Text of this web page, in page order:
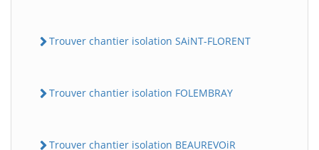
Trouver chantier isolation SAiNT-FLORENT
Trouver chantier isolation FOLEMBRAY
Trouver chantier isolation BEAUREVOiR